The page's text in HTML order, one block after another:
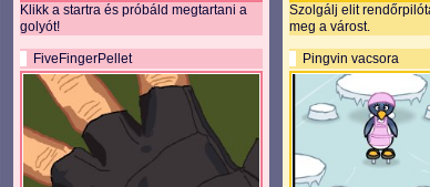
Klikk a startra és próbáld megtartani a
golyót!
FiveFingerPellet
Szolgálj elit
meg a várost.
Pingvin vacsora